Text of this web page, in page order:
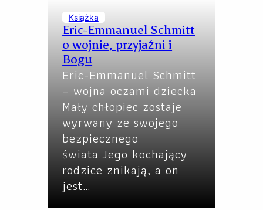
Książka
Eric-Emmanuel Schmitt
o wojnie, przyjaźni i
Bogu
Eric-Emmanuel Schmitt
– wojna oczami dziecka
Mały chłopiec zostaje
wyrwany ze swojego
bezpiecznego
świata.Jego kochający
rodzice znikają, a on
jest…